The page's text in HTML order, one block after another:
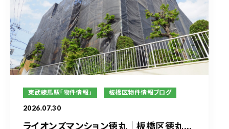
東武練馬駅「物件情報」 板橋区物件情報ブログ
2026.07.30
ライオンズマンション徳丸｜板橋区徳丸...